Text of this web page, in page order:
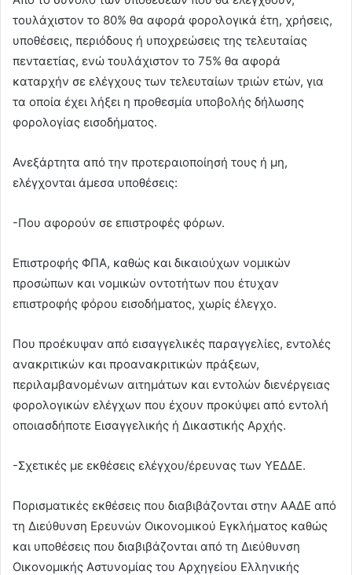
τουλάχιστον το 80% θα αφορά φορολογικά έτη, χρήσεις,
υποθέσεις, περιόδους ή υποχρεώσεις της τελευταίας
πενταετίας, ενώ τουλάχιστον το 75% θα αφορά
καταρχήν σε ελέγχους των τελευταίων τριών ετών, για
τα οποία έχει λήξει η προθεσμία υποβολής δήλωσης
φορολογίας εισοδήματος.
Ανεξάρτητα από την προτεραιοποίησή τους ή μη,
ελέγχονται άμεσα υποθέσεις:
-Που αφορούν σε επιστροφές φόρων.
Επιστροφής ΦΠΑ, καθώς και δικαιούχων νομικών
προσώπων και νομικών οντοτήτων που έτυχαν
επιστροφής φόρου εισοδήματος, χωρίς έλεγχο.
Που προέκυψαν από εισαγγελικές παραγγελίες, εντολές
ανακριτικών και προανακριτικών πράξεων,
περιλαμβανομένων αιτημάτων και εντολών διενέργειας
φορολογικών ελέγχων που έχουν προκύψει από εντολή
οποιασδήποτε Εισαγγελικής ή Δικαστικής Αρχής.
-Σχετικές με εκθέσεις ελέγχου/έρευνας των ΥΕΔΔΕ.
Πορισματικές εκθέσεις που διαβιβάζονται στην ΑΑΔΕ από
τη Διεύθυνση Ερευνών Οικονομικού Εγκλήματος καθώς
και υποθέσεις που διαβιβάζονται από τη Διεύθυνση
Οικονομικής Αστυνομίας του Αρχηγείου Ελληνικής